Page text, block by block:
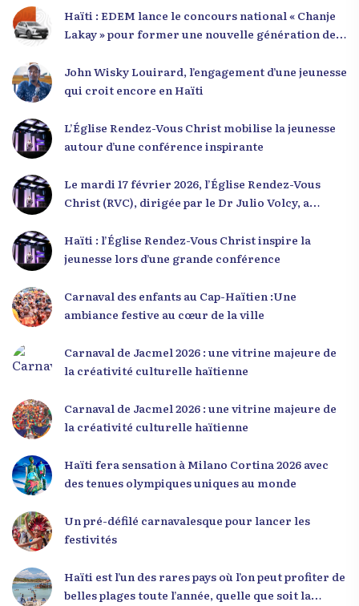
Haïti : EDEM lance le concours national « Chanje
Lakay » pour former une nouvelle génération de
John Wisky Louirard, l’engagement d’une jeunesse
qui croit encore en Haïti
L’Église Rendez-Vous Christ mobilise la jeunesse
autour d’une conférence inspirante
Le mardi 17 février 2026, l’Église Rendez-Vous
Christ (RVC), dirigée par le Dr Julio Volcy, a
dans ses locaux à Delmas 75 pour une conférence
placée sous le thème « Menm Ou Menm Tou ».
occasion unique de se rencontrer, d’échanger et
d’écouter des interventions motivantes centrées
citoyen. Des messages forts pour la jeunesse Lors
de sa première intervention, intitulée « Jenès la
croire en leur potentiel et à rejeter toute forme
de fatalisme. Il a particulièrement insisté sur
pouvons pas résoudre un problème avec la
mentalité qui l’a créé. » Il a encouragé la jeunesse
sur la discipline, l’excellence et la responsabilité.
Le révérend a également rappelé que la jeunesse
du pays, et qu’un engagement structuré de
seulement 4 % d’entre eux pourrait modifier
Haïti : l’Église Rendez-Vous Christ inspire la
jeunesse lors d’une grande conférence
Carnaval des enfants au Cap-Haïtien :Une
ambiance festive au cœur de la ville
Carnaval de Jacmel 2026 : une vitrine majeure de
la créativité culturelle haïtienne
Carnaval de Jacmel 2026 : une vitrine majeure de
la créativité culturelle haïtienne
Haïti fera sensation à Milano Cortina 2026 avec
des tenues olympiques uniques au monde
Un pré-défilé carnavalesque pour lancer les
festivités
Haïti est l’un des rares pays où l’on peut profiter de
belles plages toute l’année, quelle que soit la